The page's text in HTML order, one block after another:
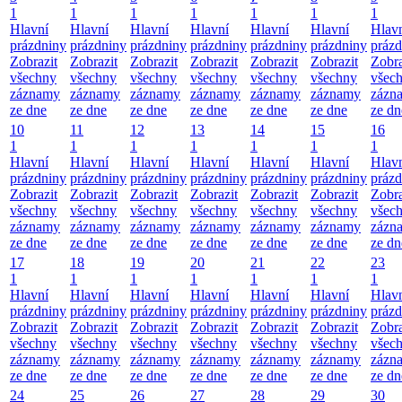
1
Hlavní
prázdniny
Zobrazit
všechny
záznamy
ze dne
1
Hlavní
prázdniny
Zobrazit
všechny
záznamy
ze dne
1
Hlavní
prázdniny
Zobrazit
všechny
záznamy
ze dne
1
Hlavní
prázdniny
Zobrazit
všechny
záznamy
ze dne
1
Hlavní
prázdniny
Zobrazit
všechny
záznamy
ze dne
1
Hlavní
prázdniny
Zobrazit
všechny
záznamy
ze dne
1
ze
10
1
Hlavní
prázdniny
Zobrazit
všechny
záznamy
ze dne
11
1
Hlavní
prázdniny
Zobrazit
všechny
záznamy
ze dne
12
1
Hlavní
prázdniny
Zobrazit
všechny
záznamy
ze dne
13
1
Hlavní
prázdniny
Zobrazit
všechny
záznamy
ze dne
14
1
Hlavní
prázdniny
Zobrazit
všechny
záznamy
ze dne
15
1
Hlavní
prázdniny
Zobrazit
všechny
záznamy
ze dne
16
1
ze
17
1
Hlavní
prázdniny
Zobrazit
všechny
záznamy
ze dne
18
1
Hlavní
prázdniny
Zobrazit
všechny
záznamy
ze dne
19
1
Hlavní
prázdniny
Zobrazit
všechny
záznamy
ze dne
20
1
Hlavní
prázdniny
Zobrazit
všechny
záznamy
ze dne
21
1
Hlavní
prázdniny
Zobrazit
všechny
záznamy
ze dne
22
1
Hlavní
prázdniny
Zobrazit
všechny
záznamy
ze dne
23
1
ze
24
25
26
27
28
29
30